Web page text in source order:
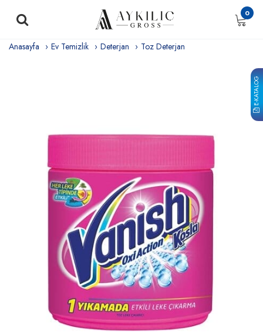
E-KATALOG
0
Anasayfa Ev Temizlik Deterjan Toz Deterjan